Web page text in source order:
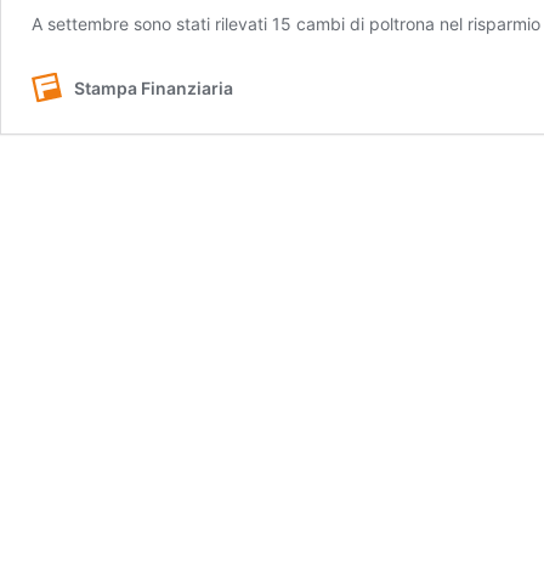
A settembre sono stati rilevati 15 cambi di poltrona nel
Stampa Finanziaria